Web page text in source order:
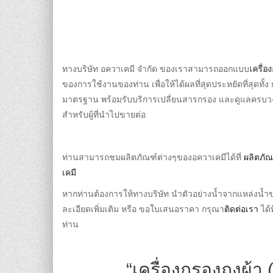
ทางบริษัท อควาเคมี จำกัด ของเราสามารถออกแบบเครื่อ
ของการใช้งานของท่าน เพื่อให้ได้ผลที่สุดประหยัดที่สุดทั้
มาตรฐาน พร้อมรับบริการเปลี่ยนสารกรอง และดูแลครบ
สำหรับผู้ที่นำไปขายต่อ
ท่านสามารถชมผลิตภัณฑ์ต่างๆของอควาเคมีได้ที่ ผลิตภัณ
เคมี
หากท่านต้องการให้ทางบริษัท นำตัวอย่างน้ำจากแหล่งน้
ละเอียดเพิ่มเติม หรือ ขอใบเสนอราคา กรุณาติดต่อเรา ได้
ท่าน